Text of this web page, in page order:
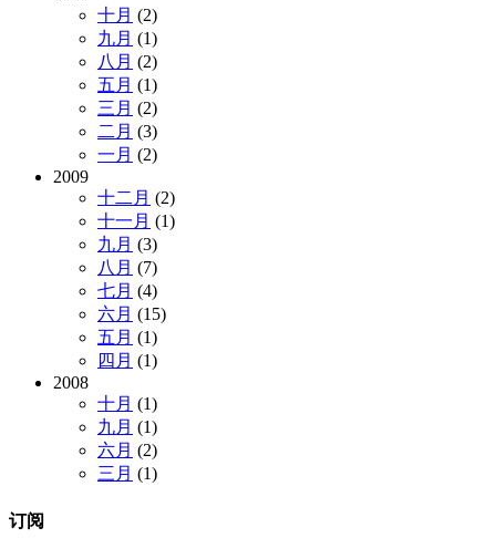
十月 (2)
九月 (1)
八月 (2)
五月 (1)
三月 (2)
二月 (3)
一月 (2)
2009
十二月 (2)
十一月 (1)
九月 (3)
八月 (7)
七月 (4)
六月 (15)
五月 (1)
四月 (1)
2008
十月 (1)
九月 (1)
六月 (2)
三月 (1)
订阅